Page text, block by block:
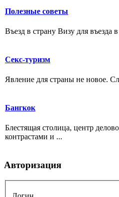
Полезные советы
Въезд в страну Визу для въезда
Секс-туризм
Явление для страны не новое.
Бангкок
Блестящая столица, центр
контрастами и ...
Авторизация